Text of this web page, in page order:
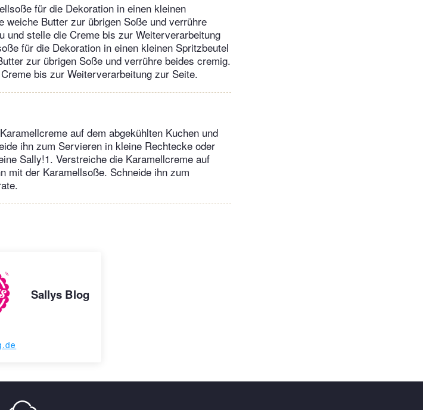
für die Dekoration in einen kleinen
Butter zur übrigen Soße und verrühre
und stelle die Creme bis zur Weiterverarbeitung
für die Dekoration in einen kleinen Spritzbeutel
zur übrigen Soße und verrühre beides cremig.
bis zur Weiterverarbeitung zur Seite.
auf dem abgekühlten Kuchen und
ihn zum Servieren in kleine Rechtecke oder
Sally!1. Verstreiche die Karamellcreme auf
mit der Karamellsoße. Schneide ihn zum
Sallys Blog